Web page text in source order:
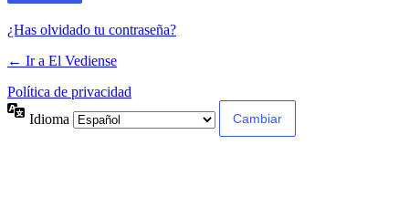
¿Has olvidado tu contraseña?
← Ir a El Vediense
Política de privacidad
Idioma